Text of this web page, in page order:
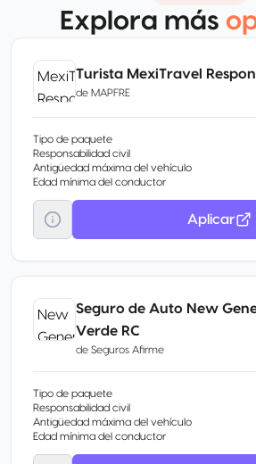
Explora más
Turista MexiTravel
de MAPFRE
Tipo de paquete
Responsabilidad civil
Antigüedad máxima del vehículo
Edad mínima del conductor
Aplicar
Seguro de Auto New
Verde RC
de Seguros Afirme
Tipo de paquete
Responsabilidad civil
Antigüedad máxima del vehículo
Edad mínima del conductor